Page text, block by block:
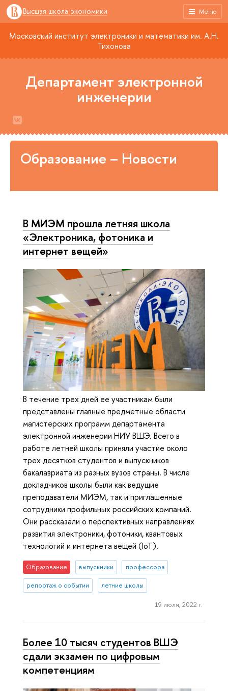
Меню
Высшая школа экономики
Московский институт электроники и математики им. А.Н.
Тихонова
Департамент электронной
инженерии
Образование – Новости
В МИЭМ прошла летняя школа
«Электроника, фотоника и
интернет вещей»
В течение трех дней ее участникам были
представлены главные предметные области
магистерских программ департамента
электронной инженерии НИУ ВШЭ. Всего в
работе летней школы приняли участие около
трех десятков студентов и выпускников
бакалавриата из разных вузов страны. В числе
докладчиков школы были как ведущие
преподаватели МИЭМ, так и приглашенные
сотрудники профильных российских компаний.
Они рассказали о перспективных направлениях
развития электроники, фотоники, квантовых
технологий и интернета вещей (IoT).
Образование выпускники профессора
репортаж о событии летние школы
19 июля, 2022 г.
Более 10 тысяч студентов ВШЭ
сдали экзамен по цифровым
компетенциям